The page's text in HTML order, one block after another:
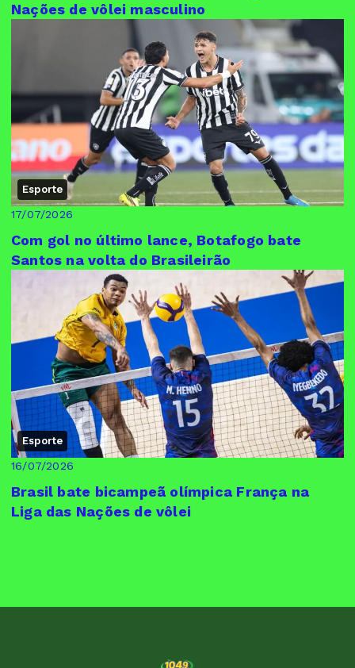
Nações de vôlei masculino
Esporte
17/07/2026
Com gol no último lance, Botafogo bate
Santos na volta do Brasileirão
Esporte
16/07/2026
Brasil bate bicampeã olímpica França na
Liga das Nações de vôlei